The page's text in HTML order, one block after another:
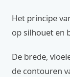
Het principe
op silhouet en
De brede,
de contouren